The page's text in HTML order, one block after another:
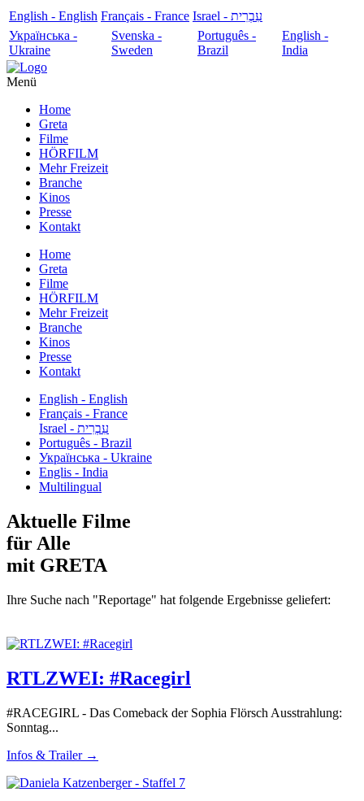
English - English Français - France
עִבְרִית - Israel
Українська -
Ukraine
Svenska -
Sweden
Português -
Brazil
English -
India
Menü
Home
Greta
Filme
HÖRFILM
Mehr Freizeit
Branche
Kinos
Presse
Kontakt
Home
Greta
Filme
HÖRFILM
Mehr Freizeit
Branche
Kinos
Presse
Kontakt
English - English
Français - France
עִבְרִית - Israel
Português - Brazil
Українська - Ukraine
Englis - India
Multilingual
Aktuelle Filme
für Alle
mit GRETA
Ihre Suche nach "Reportage" hat folgende Ergebnisse geliefert:
RTLZWEI: #Racegirl
#RACEGIRL - Das Comeback der Sophia Flörsch Ausstrahlung:
Sonntag...
Infos & Trailer →